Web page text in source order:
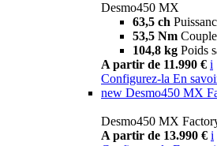
Desmo450 MX
63,5 ch
53,5 Nm Couple
104,8 kg Poids
A partir de 11.990 € i
Configurez-la En
new Desmo450 MX
Desmo450 MX
A partir de 13.990 € i